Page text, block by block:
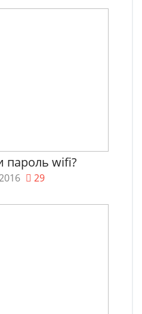
пароль wifi?
29